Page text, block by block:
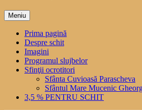
Meniu
Prima pagină
Despre schit
Imagini
Programul slujbelor
Sfinţii ocrotitori
Sfânta Cuvioasă Parascheva
Sfântul Mare Mucenic
3,5 % PENTRU SCHIT